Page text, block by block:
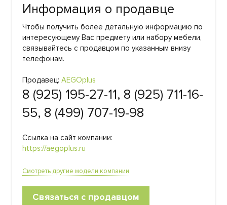
Информация о продавце
Чтобы получить более детальную информацию по
интересующему Вас предмету или набору мебели,
связывайтесь с продавцом по указанным внизу
телефонам.
Продавец: AEGOplus
8 (925) 195-27-11, 8 (925) 711-16-
55, 8 (499) 707-19-98
Ссылка на сайт компании:
https://aegoplus.ru
Смотреть другие модели компании
Связаться с продавцом